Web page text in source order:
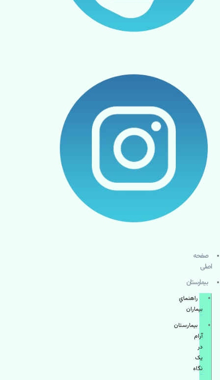
صفحه
اصلی
بيمارستان
راهنماي
بیماران
بیمارستان
آرام
در
یک
نگاه